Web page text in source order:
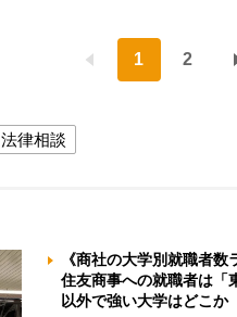
1 2
法律相談
《商社の大学別就職者
住友商事への就職者は
以外で強い大学はどこか